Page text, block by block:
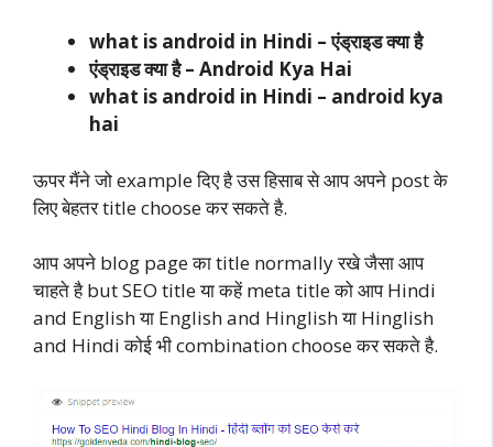
what is android in Hindi – एंड्राइड क्या है
एंड्राइड क्या है – Android Kya Hai
what is android in Hindi – android kya
hai
ऊपर मैंने जो example दिए है उस हिसाब से आप अपने post के
लिए बेहतर title choose कर सकते है.
आप अपने blog page का title normally रखे जैसा आप
चाहते है but SEO title या कहें meta title को आप Hindi
and English या English and Hinglish या Hinglish
and Hindi कोई भी combination choose कर सकते है.